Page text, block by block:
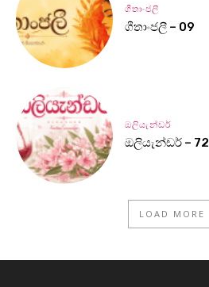
ගීතාංජලී
ගීතාංජලී – 09
ඔලියැන්ඩර්
ඔලියැන්ඩර් – 72
LOAD MORE